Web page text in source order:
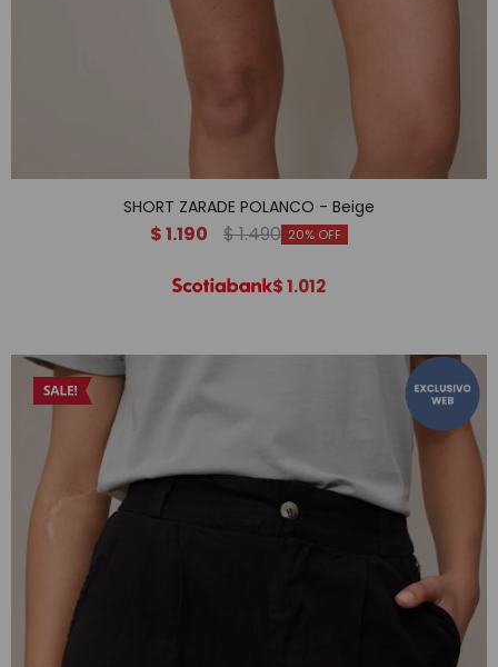
SHORT ZARADE POLANCO - Beige
$1.190 $1.490 20
$1.012